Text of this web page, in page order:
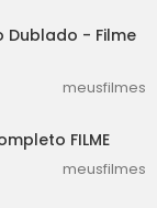
assisti
sentença no
sentença <
dublado e
Dublado - Filme
meusfilmes
FILME
meusfilmes